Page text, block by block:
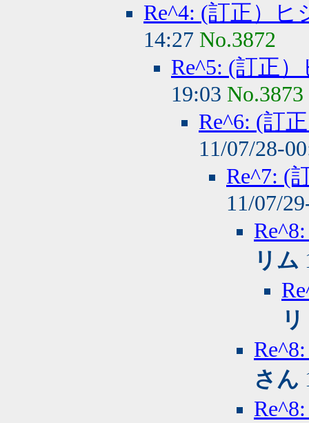
Re^4: (訂正）
14:27 No.3872
Re^5: (訂正
19:03 No.3873
Re^6: (訂
11/07/28-
Re^7: (
11/07/
リム
リ
さん